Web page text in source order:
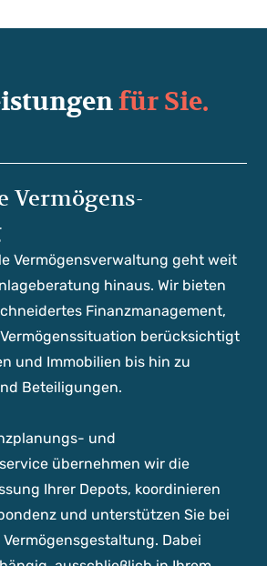
für Sie.
Vermögens­
Vermögensverwaltung geht weit
hinaus. Wir bieten
Finanzmanagement,
berücksichtigt
und Immobilien bis hin zu
Beteiligungen.
und
übernehmen wir die
Ihrer Depots, koordinieren
und unterstützen Sie bei
Dabei